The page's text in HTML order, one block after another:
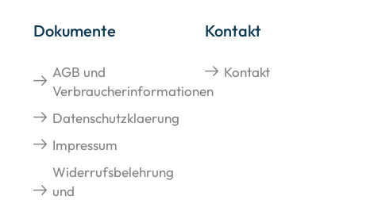
Dokumente
AGB und
Verbraucherinformationen
Datenschutzklaerung
Impressum
Widerrufsbelehrung
und
Kontakt
Kontakt